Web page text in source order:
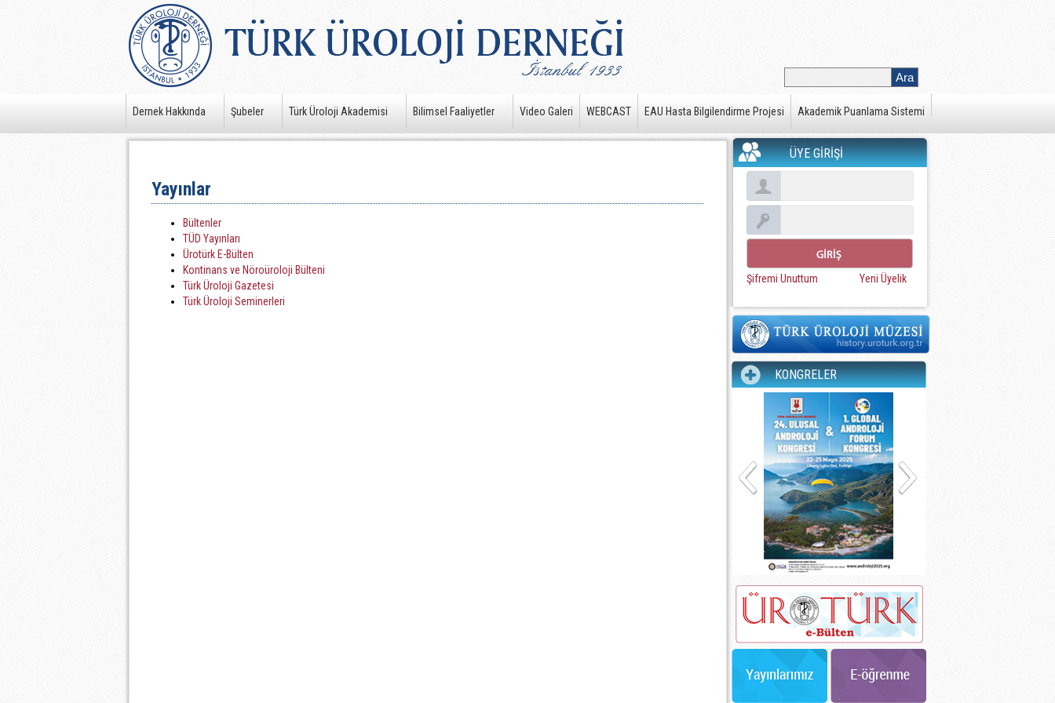
Dernek Hakkında Şubeler Türk Üroloji Akademisi Bilimsel Faaliyetler Video Galeri WEBCAST EAU Hasta Bilgilendirme Projesi Akademik Puanlama Sistemi
Yayınlar
Bültenler
TÜD Yayınları
Ürotürk E-Bülten
Kontinans ve Nöroüroloji Bülteni
Türk Üroloji Gazetesi
Türk Üroloji Seminerleri
ÜYE GİRİŞİ
Şifremi Unuttum Yeni Üyelik
KONGRELER